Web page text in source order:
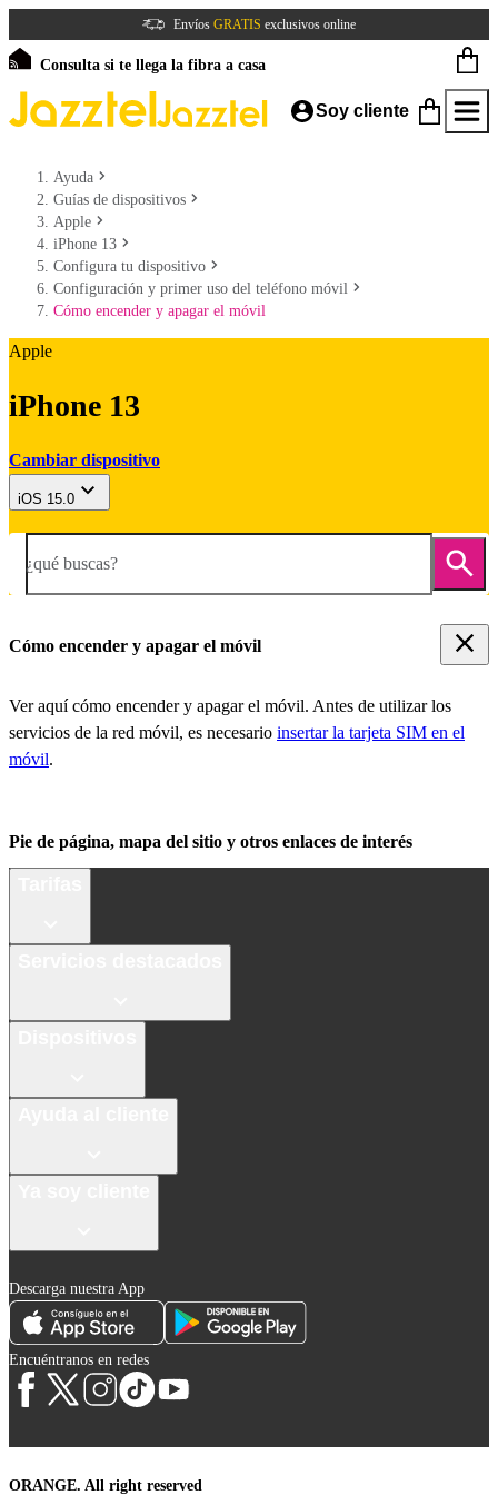
Envíos GRATIS exclusivos online
Consulta si te llega la fibra a casa
Soy cliente
Ayuda
Guías de dispositivos
Apple
iPhone 13
Configura tu dispositivo
Configuración y primer uso del teléfono móvil
Cómo encender y apagar el móvil
Apple
iPhone 13
Cambiar dispositivo
iOS 15.0
¿qué buscas?
Cómo encender y apagar el móvil
Ver aquí cómo encender y apagar el móvil. Antes de utilizar los
servicios de la red móvil, es necesario insertar la tarjeta SIM en el
móvil.
Pie de página, mapa del sitio y otros enlaces de interés
Descarga nuestra App
Encuéntranos en redes
ORANGE. All right reserved